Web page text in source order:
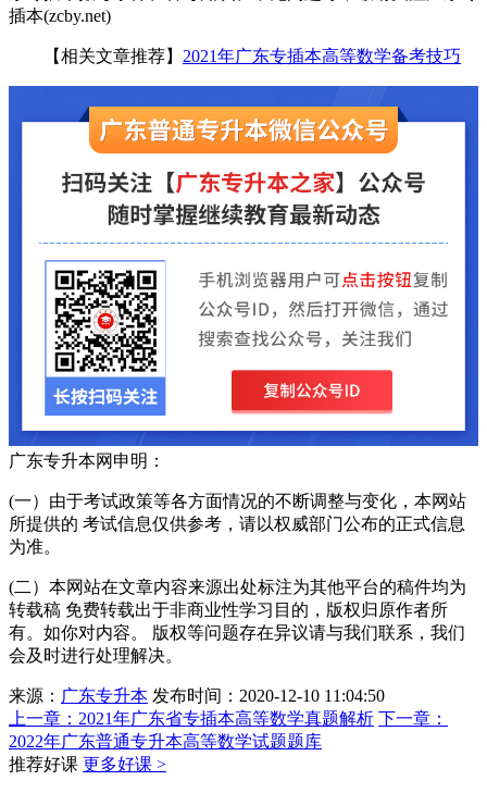
插本(zcby.net)
【相关文章推荐】 2021年广东专插本高等数学备考技巧
广东专升本网申明：
(一）由于考试政策等各方面情况的不断调整与变化，本网站
所提供的 考试信息仅供参考，请以权威部门公布的正式信息
为准。
(二）本网站在文章内容来源出处标注为其他平台的稿件均为
转载稿 免费转载出于非商业性学习目的，版权归原作者所
有。如你对内容。 版权等问题存在异议请与我们联系，我们
会及时进行处理解决。
来源： 广东专升本 发布时间：2020-12-10 11:04:50
上一章： 2021年广东省专插本高等数学真题解析 下一章：
2022年广东普通专升本高等数学试题题库
推荐好课 更多好课 >